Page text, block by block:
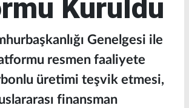
Kuruldu
Genelgesi ile
resmen faaliyete
üretimi teşvik etmesi,
finansman